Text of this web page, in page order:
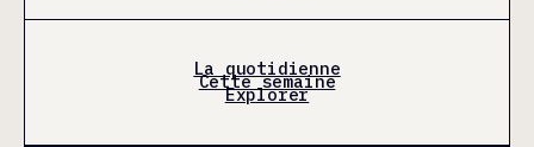
La quotidienne
Cette semaine
Explorer